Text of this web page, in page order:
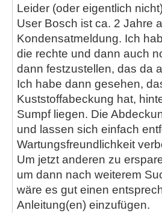
Leider (oder eigentlich
User Bosch ist ca. 2 Jahre
Kondensatmeldung. Ich
die rechte und dann auch
dann festzustellen, das da
Ich habe dann gesehen,
Kuststoffabeckung hat,
Sumpf liegen. Die
und lassen sich einfach
Wartungsfreundlichkeit
Um jetzt anderen zu
um dann nach weiterem
wäre es gut einen
Anleitung(en) einzufügen.